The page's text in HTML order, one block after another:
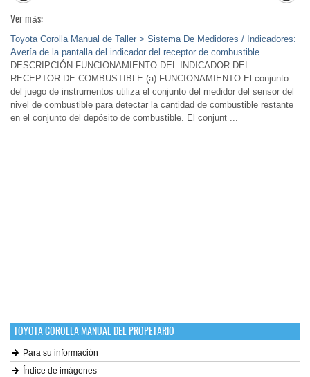
Ver más:
Toyota Corolla Manual de Taller > Sistema De Medidores / Indicadores:
Avería de la pantalla del indicador del receptor de combustible
DESCRIPCIÓN FUNCIONAMIENTO DEL INDICADOR DEL
RECEPTOR DE COMBUSTIBLE (a) FUNCIONAMIENTO El conjunto
del juego de instrumentos utiliza el conjunto del medidor del sensor del
nivel de combustible para detectar la cantidad de combustible restante
en el conjunto del depósito de combustible. El conjunt ...
TOYOTA COROLLA MANUAL DEL PROPETARIO
Para su información
Índice de imágenes